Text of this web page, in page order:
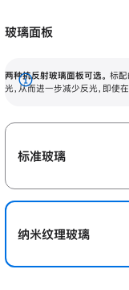
使用，也能保持出色画
玻璃面板
两种抗反射玻璃面板可选。 标配
光，从而进一步减少反光，即使
展
标准玻璃
纳米纹理玻璃